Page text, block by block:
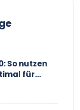
In
erläutert
zu
So nutzen
für